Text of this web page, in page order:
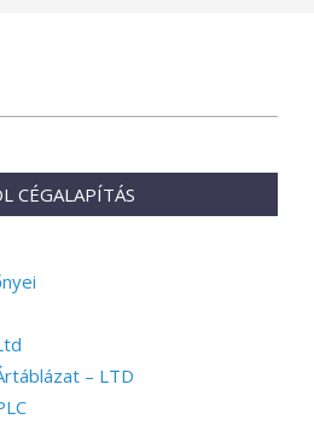
CÉGALAPÍTÁS
– LTD